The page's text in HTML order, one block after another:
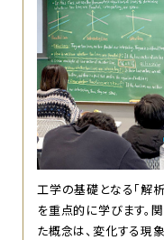
工学の基礎となる「解析
を重点的に学びます。
た概念は、変化する現